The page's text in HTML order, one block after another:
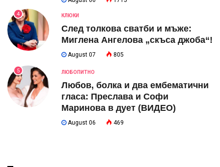
4 КЛЮКИ
След толкова сватби и мъже:
Миглена Ангелова „скъса джоба“!
August 07 805
5 ЛЮБОПИТНО
Любов, болка и два ембематични
гласа: Преслава и Софи
Маринова в дует (ВИДЕО)
August 06 469